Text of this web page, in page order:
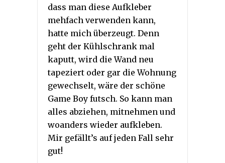
dass man diese Aufkleber
mehfach verwenden kann,
hatte mich überzeugt. Denn
geht der Kühlschrank mal
kaputt, wird die Wand neu
tapeziert oder gar die Wohnung
gewechselt, wäre der schöne
Game Boy futsch. So kann man
alles abziehen, mitnehmen und
woanders wieder aufkleben.
Mir gefällt’s auf jeden Fall sehr
gut!